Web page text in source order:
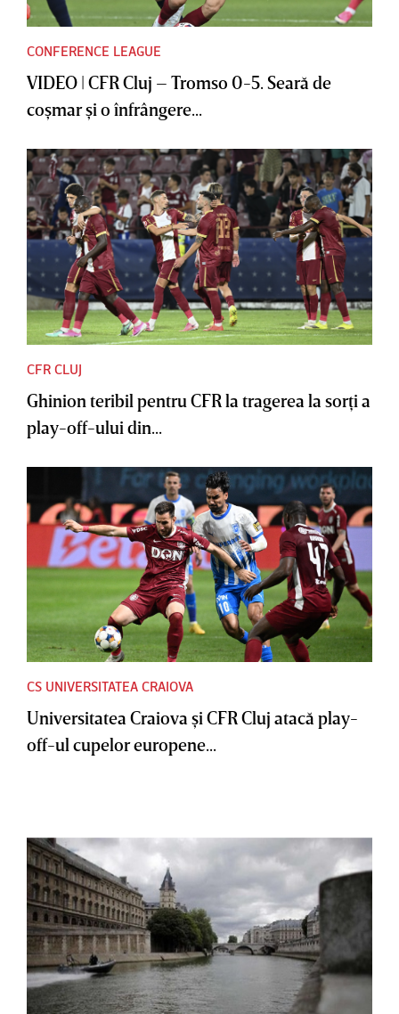
CONFERENCE LEAGUE
VIDEO | CFR Cluj – Tromso 0-5. Seară de
coşmar şi o înfrângere...
CFR CLUJ
Ghinion teribil pentru CFR la tragerea la sorţi a
play-off-ului din...
CS UNIVERSITATEA CRAIOVA
Universitatea Craiova şi CFR Cluj atacă play-
off-ul cupelor europene...